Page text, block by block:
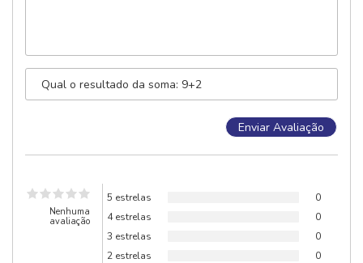
Nenhuma
avaliação
5 estrelas
0
4 estrelas
0
3 estrelas
0
2 estrelas
0